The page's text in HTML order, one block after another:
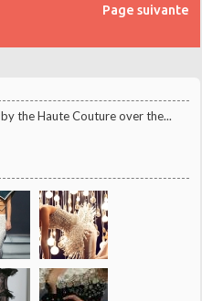
the Haute Couture over the...
Page suivante